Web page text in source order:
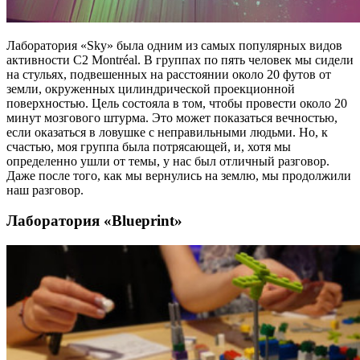
Лаборатория «Sky» была одним из самых популярных видов
активности C2 Montréal. В группах по пять человек мы сидели
на стульях, подвешенных на расстоянии около 20 футов от
земли, окруженных цилиндрической проекционной
поверхностью. Цель состояла в том, чтобы провести около 20
минут мозгового штурма. Это может показаться вечностью,
если оказаться в ловушке с неправильными людьми. Но, к
счастью, моя группа была потрясающей, и, хотя мы
определенно ушли от темы, у нас был отличный разговор.
Даже после того, как мы вернулись на землю, мы продолжили
наш разговор.
Лаборатория «Blueprint»